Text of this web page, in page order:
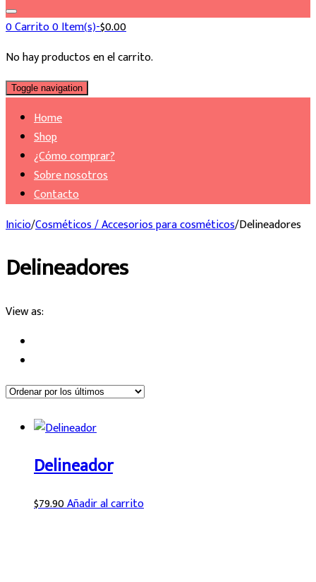
for:
0Carrito0 Item(s)-$0.00
No hay productos en el carrito.
Toggle navigation
Home
Shop
¿Cómo comprar?
Sobre nosotros
Contacto
Inicio/Cosméticos / Accesorios para cosméticos/Delineadores
Delineadores
View as:
Delineador
$79.90Añadir al carrito